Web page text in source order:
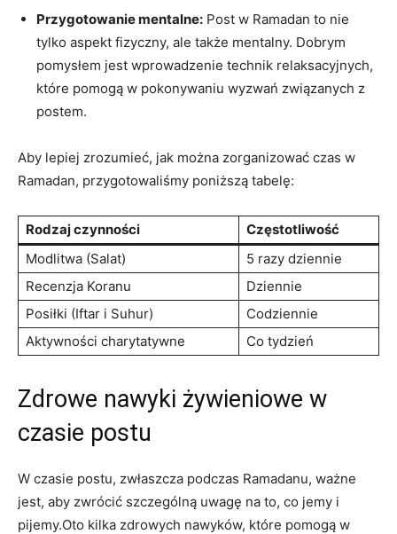
Przygotowanie mentalne: Post w Ramadan to nie
⁢tylko aspekt fizyczny, ale także mentalny.⁢ Dobrym
pomysłem jest ⁢wprowadzenie technik relaksacyjnych,
które pomogą w⁣ pokonywaniu wyzwań związanych z
postem.
Aby lepiej zrozumieć, jak można zorganizować czas w
Ramadan, przygotowaliśmy poniższą tabelę:
Rodzaj czynności
Częstotliwość
Modlitwa (Salat)
5 razy dziennie
Recenzja⁢ Koranu
Dziennie
Posiłki (Iftar i‍ Suhur)
Codziennie
Aktywności charytatywne
Co tydzień
Zdrowe⁣ nawyki żywieniowe w⁣
czasie postu
W ​czasie⁣ postu, zwłaszcza podczas Ramadanu, ważne
jest, aby zwrócić szczególną uwagę na to, co jemy⁣ i
⁢pijemy.Oto kilka zdrowych nawyków, które pomogą w​